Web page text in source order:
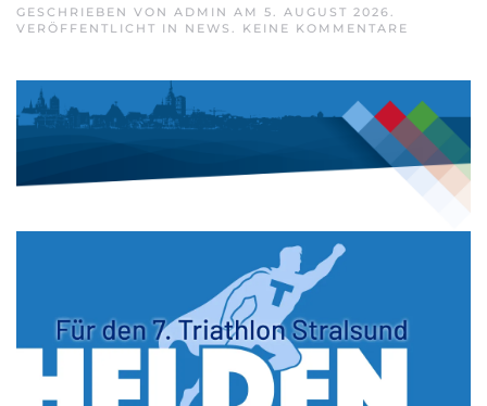
GESCHRIEBEN VON ADMIN AM 5. AUGUST 2026.
VERÖFFENTLICHT IN NEWS . KEINE KOMMENTARE
AM
6.
2026
JETZT